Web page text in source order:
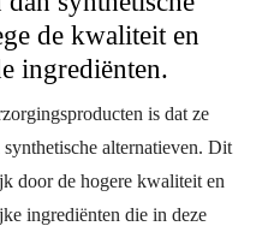
de kwaliteit en
ingrediënten.
is dat ze
alternatieven. Dit
door de hogere kwaliteit en
ingrediënten die in deze